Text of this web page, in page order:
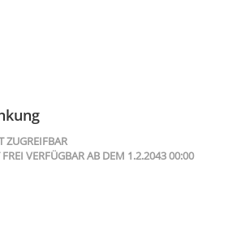
ZUGREIFBAR
VERFÜGBAR AB DEM 1.2.2043 00:00